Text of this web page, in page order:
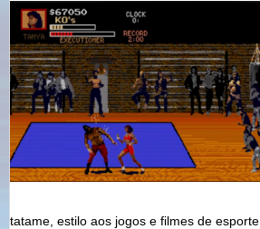
tatame, estilo aos jogos e filmes de esporte.